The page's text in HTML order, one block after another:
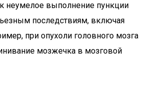
неумелое выполнение пункции
последствиям, включая
при опухоли головного мозга
мозжечка в мозговой